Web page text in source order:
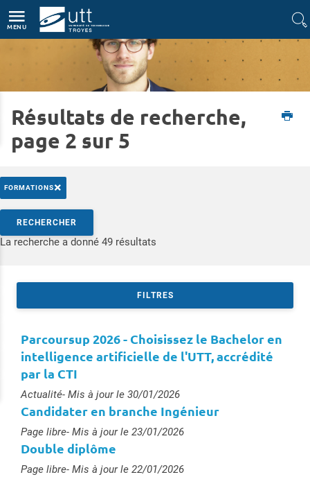
MENU
Accueil Entreprise L'insertion des diplômés en chiffres
Résultats de recherche,
page 2 sur 5
FORMATIONS×
Rechercher par mots-clés
RECHERCHER
La recherche a donné 49 résultats
FILTRES
Parcoursup 2026 - Choisissez le Bachelor en
intelligence artificielle de l'UTT, accrédité
par la CTI
Type :
Actualité- Mis à jour le 30/01/2026
Candidater en branche Ingénieur
Type :
Page libre- Mis à jour le 23/01/2026
Double diplôme
Type :
Page libre- Mis à jour le 22/01/2026